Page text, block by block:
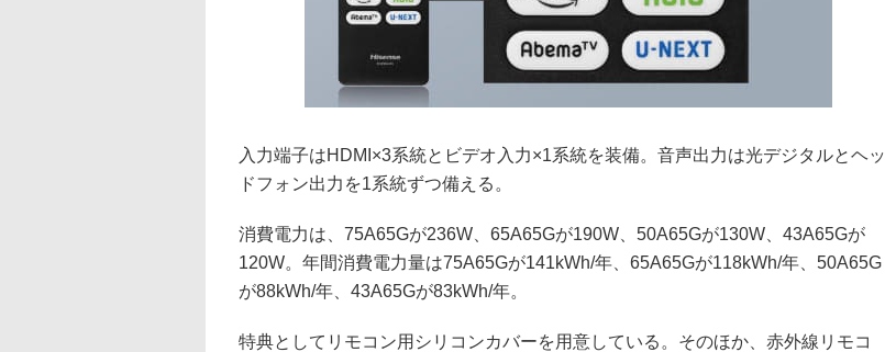
入力端子はHDMI×3系統とビデオ入力×1系統を装備。音声出力は光デジタルとヘッ
ドフォン出力を1系統ずつ備える。
消費電力は、75A65Gが236W、65A65Gが190W、50A65Gが130W、43A65Gが
120W。年間消費電力量は75A65Gが141kWh/年、65A65Gが118kWh/年、50A65G
が88kWh/年、43A65Gが83kWh/年。
特典としてリモコン用シリコンカバーを用意している。そのほか、赤外線リモコ